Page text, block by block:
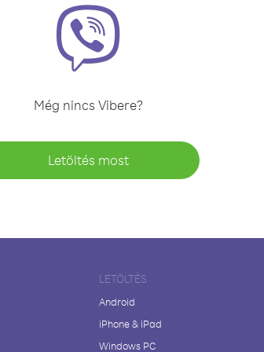
Még nincs Vibere?
Letöltés most
LETÖLTÉS
Android
iPhone & iPad
Windows PC